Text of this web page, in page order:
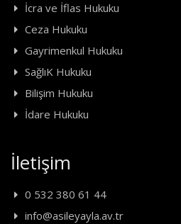
İcra ve İflas Hukuku
Ceza Hukuku
Gayrimenkul Hukuku
SağlıK Hukuku
Bilişim Hukuku
İdare Hukuku
İletişim
0 532 380 61 44
info@asileyayla.av.tr